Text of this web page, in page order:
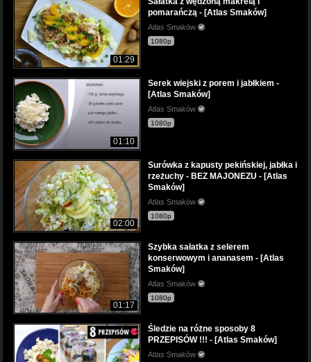
01:29
pomarańczą - [Atlas Smaków]
Atlas Smaków
1080p
01:10
Serek wiejski z porem i jabłkiem -
[Atlas Smaków]
Atlas Smaków
1080p
02:00
Surówka z kapusty pekińskiej, jabłka i
rzeżuchy - BEZ MAJONEZU - [Atlas
Smaków]
Atlas Smaków
1080p
01:17
Szybka sałatka z selerem
konserwowym i ananasem - [Atlas
Smaków]
Atlas Smaków
1080p
Śledzie na różne sposoby 8
PRZEPISÓW !!! - [Atlas Smaków]
Atlas Smaków